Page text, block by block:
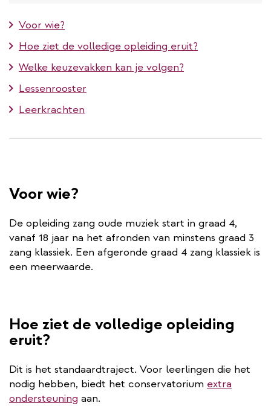
Voor wie?
Hoe ziet de volledige opleiding eruit?
Welke keuzevakken kan je volgen?
Lessenrooster
Leerkrachten
Voor wie?
De opleiding zang oude muziek start in graad 4,
vanaf 18 jaar na het afronden van minstens graad 3
zang klassiek. Een afgeronde graad 4 zang klassiek is
een meerwaarde.
Hoe ziet de volledige opleiding
eruit?
Dit is het standaardtraject. Voor leerlingen die het
nodig hebben, biedt het conservatorium extra
ondersteuning aan.